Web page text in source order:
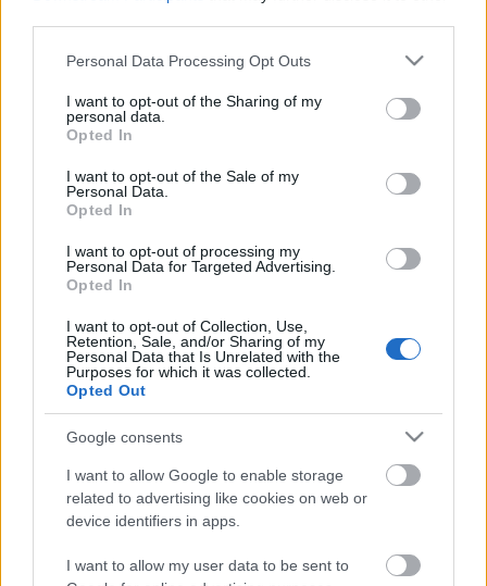
Please note that this website/app uses one or more Google
not limited to your visit or usage behaviour. You may click to
grant or deny consent to Google and its third-party tags to
use your data for below specified purposes in below Google
consent section.
Personal Data Processing Opt Outs
I want to opt-out of the Sharing of my
personal data.
Opted In
I want to opt-out of the Sale of my
Personal Data.
Opted In
I want to opt-out of processing my
Personal Data for Targeted Advertising.
Opted In
I want to opt-out of Collection, Use,
Retention, Sale, and/or Sharing of my
Personal Data that Is Unrelated with the
Purposes for which it was collected.
Opted Out
Google consents
I want to allow Google to enable storage
related to advertising like cookies on web or
device identifiers in apps.
I want to allow my user data to be sent to
ügyfélszolgálat, ahol a hülye kérdéseimre
szombaton éjszaka is válaszolnak. Sokat
ilyen válaszra ott 30 napot kellett volna
várni, a visszaigazoló e-mail is csak hétfőn
érkezett volna meg.
H. Henrietta ügyintézőnek ezennel jó
munkát kívánok, és köszönöm a segítséget.
Címkék:budapest máv ügyfélszolgálat levél e mail válasz
figyelő